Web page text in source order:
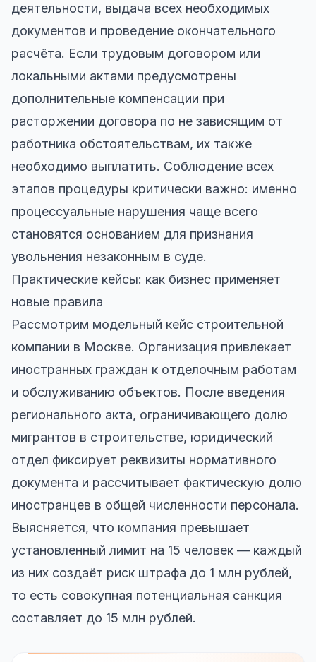
деятельности, выдача всех необходимых
документов и проведение окончательного
расчёта. Если трудовым договором или
локальными актами предусмотрены
дополнительные компенсации при
расторжении договора по не зависящим от
работника обстоятельствам, их также
необходимо выплатить. Соблюдение всех
этапов процедуры критически важно: именно
процессуальные нарушения чаще всего
становятся основанием для признания
увольнения незаконным в суде.
Практические кейсы: как бизнес применяет
новые правила
Рассмотрим модельный кейс строительной
компании в Москве. Организация привлекает
иностранных граждан к отделочным работам
и обслуживанию объектов. После введения
регионального акта, ограничивающего долю
мигрантов в строительстве, юридический
отдел фиксирует реквизиты нормативного
документа и рассчитывает фактическую долю
иностранцев в общей численности персонала.
Выясняется, что компания превышает
установленный лимит на 15 человек — каждый
из них создаёт риск штрафа до 1 млн рублей,
то есть совокупная потенциальная санкция
составляет до 15 млн рублей.